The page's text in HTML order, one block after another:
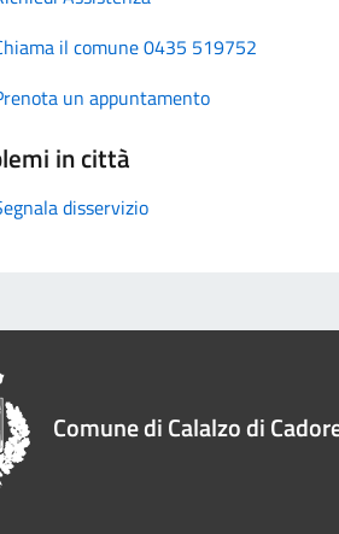
il comune 0435 519752
un appuntamento
in città
disservizio
Comune di Calalzo di